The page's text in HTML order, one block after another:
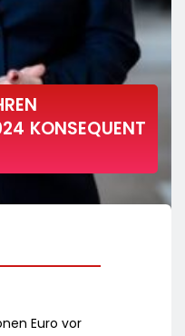
KONSEQUENT
Euro vor